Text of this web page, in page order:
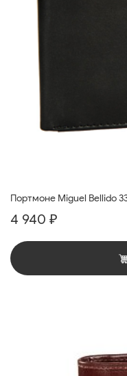
Портмоне Miguel Bellido
4 940 ₽